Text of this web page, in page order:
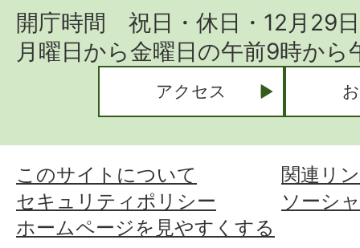
開庁時間 祝日・休日・12月29
月曜日から金曜日の午前9時か
アクセス
このサイトについて
関連リ
セキュリティポリシー
ソーシ
ホームページを見やすくする